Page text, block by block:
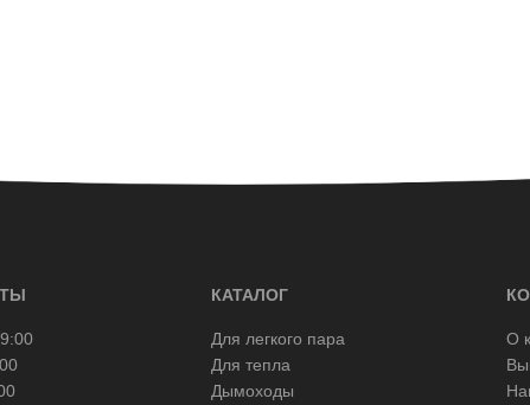
КАТАЛОГ
Для легкого пара
Для тепла
Дымоходы
О